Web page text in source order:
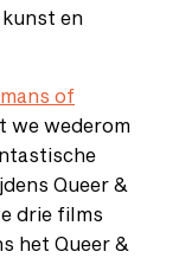
en
of
we wederom
Queer &
drie films
het Queer &